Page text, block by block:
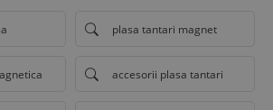
plasa tantari magnet
accesorii plasa tantari